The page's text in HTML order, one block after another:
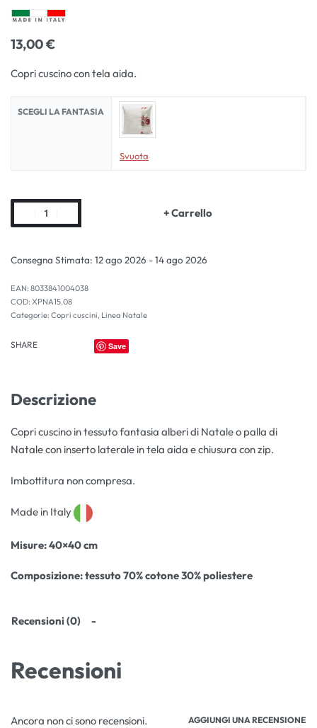
13,00€
Copri cuscino con tela aida.
SCEGLI LA FANTASIA
Svuota
+ Carrello
Consegna Stimata: 12 ago 2026 - 14 ago 2026
EAN: 8033841004038
XPNA15.08
Categorie: Copri cuscini, Linea Natale
SHARE Save
Descrizione
Copri cuscino in tessuto fantasia alberi di Natale o palla di
Natale con inserto laterale in tela aida e chiusura con zip.
Imbottitura non compresa.
Made in Italy
Misure: 40×40 cm
Composizione: tessuto 70% cotone 30% poliestere
Recensioni (0)
Recensioni
Ancora non ci sono recensioni. AGGIUNGI UNA RECENSIONE